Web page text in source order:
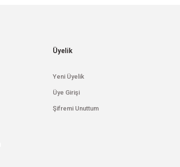
Üyelik
Yeni Üyelik
Üye Girişi
Şifremi Unuttum